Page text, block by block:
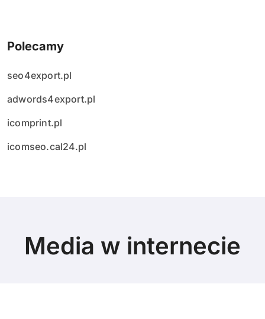
Polecamy
seo4export.pl
adwords4export.pl
icomprint.pl
icomseo.cal24.pl
Media w internecie